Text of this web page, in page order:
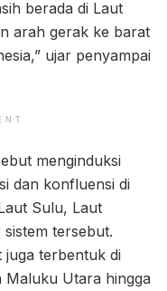
berada di Laut
arah gerak ke barat
ujar penyampai
menginduksi
dan konfluensi di
Sulu, Laut
tersebut.
juga terbentuk di
Maluku Utara hingga